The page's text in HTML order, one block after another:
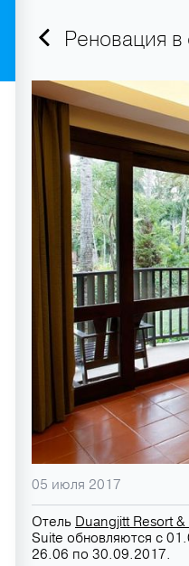
Реновация в
05 июля 2017
Отель Duangjitt Resort
Suite обновляются с
26.06 по 30.09.2017.